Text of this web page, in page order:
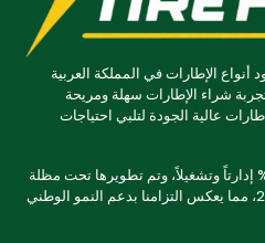
الإطارات في المملكة العربية
شراء الإطارات سهلة ومريحة
عالية الجودة لتلبي احتياجات
بأن هذه المنصة سعودية 100% إدارتاً وتشغيلاً، وتم تطويرها تحت مظلة
رؤية المملكة العربية السعودية 2030، مما يعكس التزامنا بدعم النمو الوطني